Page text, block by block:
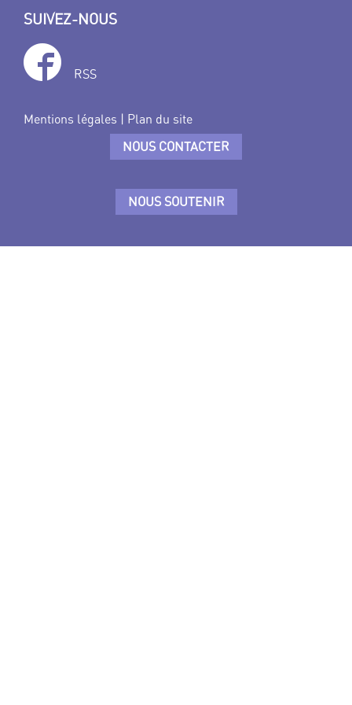
SUIVEZ-NOUS
RSS
Mentions légales | Plan du site
NOUS CONTACTER
NOUS SOUTENIR